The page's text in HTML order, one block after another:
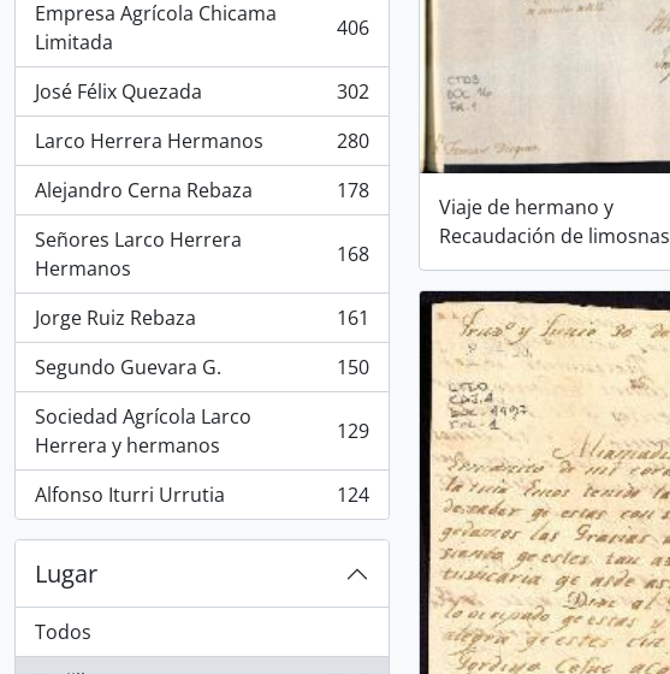
Empresa Agrícola Chicama
Limitada
, 406 resultados 406
José Félix Quezada
, 302 resultados
302
Larco Herrera Hermanos
, 280 resultados
280
Alejandro Cerna Rebaza
, 178 resultados
178
Señores Larco Herrera
Hermanos
, 168 resultados 168
Jorge Ruiz Rebaza
, 161 resultados
161
Segundo Guevara G.
, 150 resultados
150
Sociedad Agrícola Larco
Herrera y hermanos
, 129 resultados 129
Alfonso Iturri Urrutia
, 124 resultados 124
Lugar
Todos
Viaje de hermano y
Recaudación de limosnas